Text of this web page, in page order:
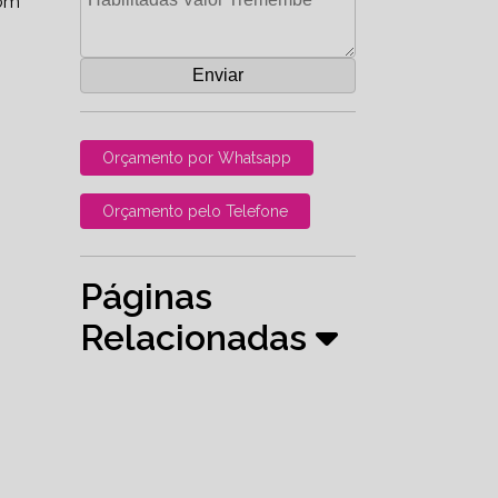
Orçamento por Whatsapp
Orçamento pelo Telefone
Páginas
Relacionadas